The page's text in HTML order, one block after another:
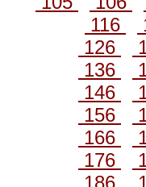
116
126
136
146
156
166
176
186